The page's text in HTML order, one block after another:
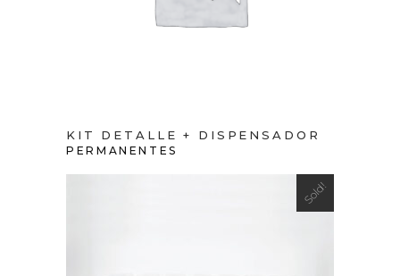
KIT DETALLE + DISPENSADOR
PERMANENTES
Sold!